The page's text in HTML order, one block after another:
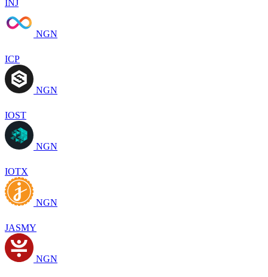
INJ
NGN
ICP
NGN
IOST
NGN
IOTX
NGN
JASMY
NGN